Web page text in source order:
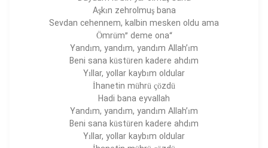
Aşkın zehrolmuş bana
Sevdan cehennem, kalbin mesken oldu ama
“Ömrüm” deme ona
Yandım, yandım, yandım Allah’ım
Beni sana küstüren kadere ahdım
Yıllar, yollar kaybım oldular
İhanetin mührü çözdü
Hadi bana eyvallah
Yandım, yandım, yandım Allah’ım
Beni sana küstüren kadere ahdım
Yıllar, yollar kaybım oldular